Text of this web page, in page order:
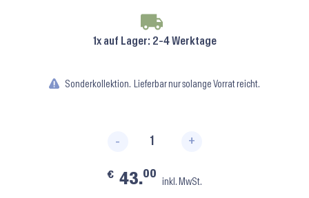
1x auf Lager: 2-4 Werktage
Sonderkollektion. Lieferbar nur solange Vorrat reicht.
- +
€ 43.00
inkl. MwSt.